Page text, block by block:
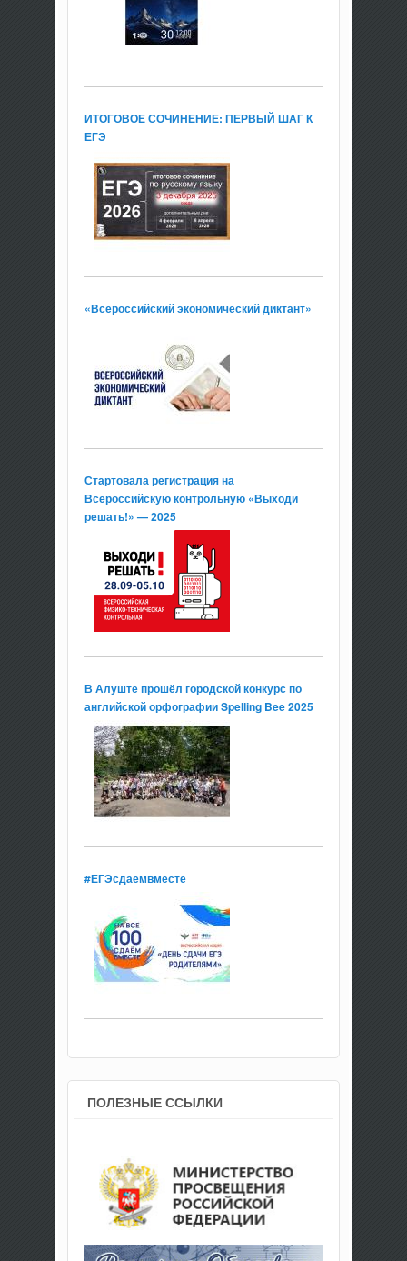
ИТОГОВОЕ СОЧИНЕНИЕ: ПЕРВЫЙ ШАГ К
ЕГЭ
«Всероссийский экономический диктант»
Стартовала регистрация на
Всероссийскую контрольную «Выходи
решать!» — 2025
В Алуште прошёл городской конкурс по
английской орфографии Spelling Bee 2025
#ЕГЭсдаемвместе
ПОЛЕЗНЫЕ ССЫЛКИ